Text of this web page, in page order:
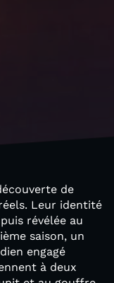
de
Leur identité
révélée au
saison, un
engagé
à deux